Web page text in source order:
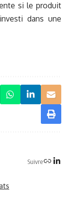
si le produit
dans une
Suivre